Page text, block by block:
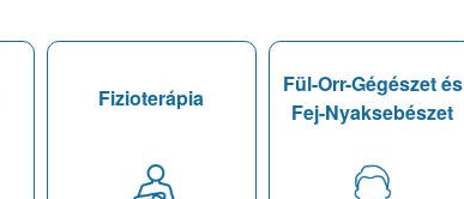
Fizioterápia
Fül-Orr-Gégészet és
Fej-Nyaksebészet